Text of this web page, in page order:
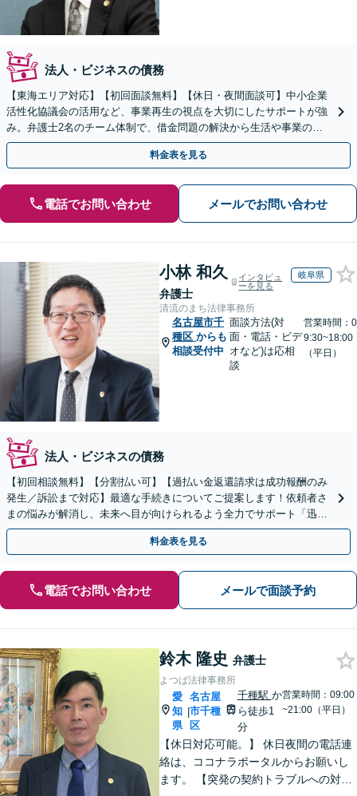
法人・ビジネスの債務
【東海エリア対応】【初回面談無料】【休日・夜間面談可】中小企業
活性化協議会の活用など、事業再生の視点を大切にしたサポートが強
み。弁護士2名のチーム体制で、借金問題の解決から生活や事業の立
て直しまで丁寧に寄り添います。【法人・個人】
料金表を見る
電話でお問い合わせ メールでお問い合わせ
小林 和久
弁護士
インタビュ
ーを見る
岐阜県
清流のまち法律事務所
名古屋市千
種区 からも
相談受付中
面談方法(対
面・電話・ビデ
オなど)は応相
談
営業時間：0
9:30~18:00
（平日）
法人・ビジネスの債務
【初回相談無料】【分割払い可】【過払い金返還請求は成功報酬のみ
発生／訴訟まで対応】最適な手続きについてご提案します！依頼者さ
まの悩みが解消し、未来へ目が向けられるよう全力でサポート「迅速
丁寧な対応で、信頼関係を重視」【夜間相談可（要相談）】
料金表を見る
電話でお問い合わせ メールで面談予約
鈴木 隆史 弁護士
よつば法律事務所
愛
知
県
|
名古屋
市千種
区
千種駅 か
ら徒歩1
分
営業時間：09:00
~21:00（平日）
【休日対応可能。】 休日夜間の電話連
絡は、ココナラポータルからお願いし
ます。 【突発の契約トラブルへの対応